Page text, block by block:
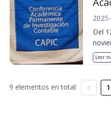
Del
Leer
9 elementos en total: 1